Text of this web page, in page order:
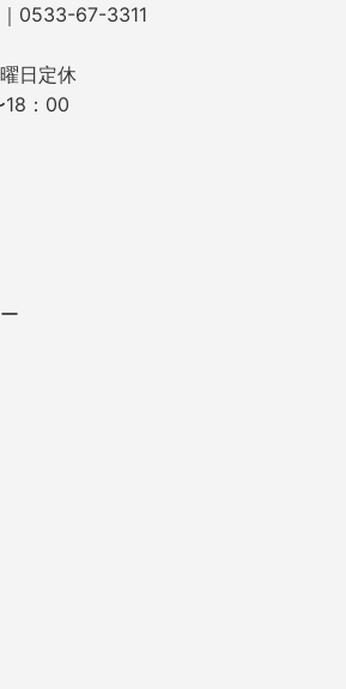
0533-67-3311
日定休
18：00